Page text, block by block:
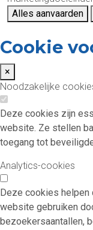
Alles aanvaarden
Cookie
×
Noodzakelijke
Deze cookies zijn
website. Ze stellen
toegang tot
Analytics-cookies
Deze cookies
website gebruiken
bezoekersaantallen,